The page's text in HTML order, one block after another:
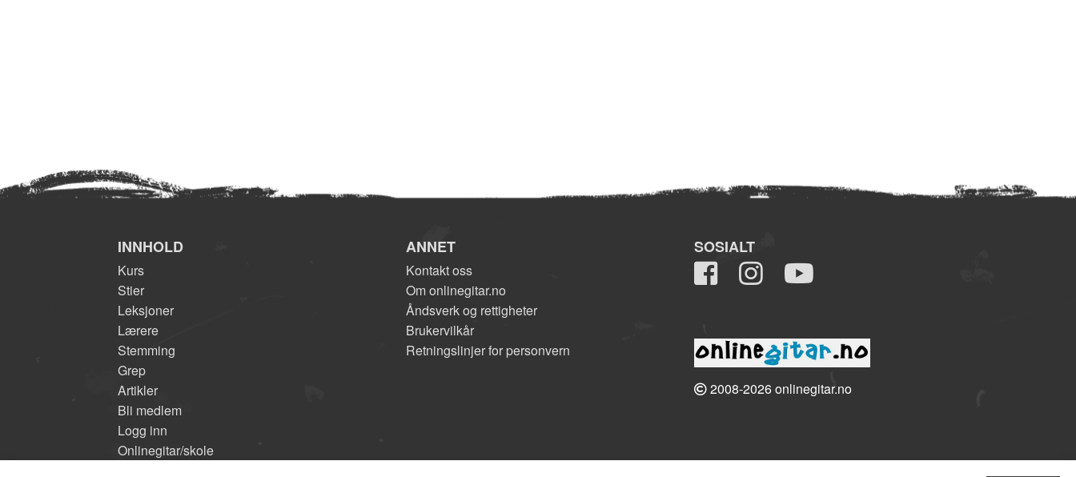
INNHOLD
Kurs
Stier
Leksjoner
Lærere
Stemming
Grep
Artikler
Bli medlem
Logg inn
Onlinegitar/skole
ANNET
Kontakt oss
Om onlinegitar.no
Åndsverk og rettigheter
Brukervilkår
Retningslinjer for personvern
SOSIALT
2008-2026 onlinegitar.no